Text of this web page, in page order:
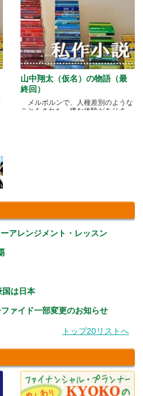
山中翔太（仮名）の物語（最
終回）
メルボルンで、人種差別のような
ことをされた、嫌な体験がありま
アレンジメント・レッスン
国は日本
ァイド一部変更のお知らせ
トップ20リストへ